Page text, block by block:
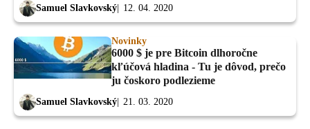
Samuel Slavkovský 12. 04. 2020
Novinky
6000 $ je pre Bitcoin dlhoročne
kľúčová hladina - Tu je dôvod, prečo
ju čoskoro podlezieme
Samuel Slavkovský 21. 03. 2020